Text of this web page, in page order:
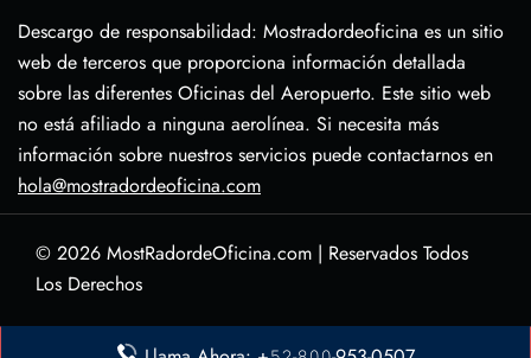
Descargo de responsabilidad: Mostradordeoficina es un sitio
web de terceros que proporciona información detallada
sobre las diferentes Oficinas del Aeropuerto. Este sitio web
no está afiliado a ninguna aerolínea. Si necesita más
información sobre nuestros servicios puede contactarnos en
hola@mostradordeoficina.com
© 2026 MostRadordeOficina.com | Reservados Todos
Los Derechos
Sobre Nosotras